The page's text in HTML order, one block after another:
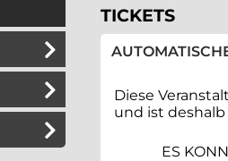
TICKETS
Diese
und ist
ES